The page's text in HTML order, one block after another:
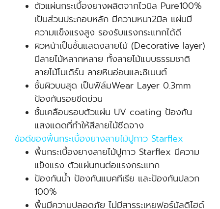
ตัวแผ่นกระเบื้องยางผลิตจากไวนิล Pure100%
เป็นส่วนประกอบหลัก มีความหนา2มิล แผ่นมี
ความแข็งแรงสูง รองรับแรงกระแทกได้ดี
ผิวหน้าเป็นชั้นแสดงลายไม้ (Decorative layer)
มีลายไม้หลากหลาย ทั้งลายไม้แบบธรรมชาติ
ลายไม้โมเดิร์น ลายหินอ่อนและซิเมนต์
ชั้นผิวบนสุด เป็นฟิล์มWear Layer 0.3mm
ป้องกันรอยขีดข่วน
ชั้นเคลือบรอบตัวแผ่น UV coating ป้องกัน
แสงแดดที่ทำให้สีลายไม้ซีดจาง
ข้อดีของพื้นกระเบื้องยางลายไม้ปูกาว Starflex
พื้นกระเบื้องยางลายไม้ปูกาว Starflex มีความ
แข็งแรง ตัวแผ่นทนต่อแรงกระแทก
ป้องกันน้ำ ป้องกันแบคทีเรีย และป้องกันปลวก
100%
พื้นมีความปลอดภัย ไม่มีสารระเหยฟอร์มัลดิไฮด์